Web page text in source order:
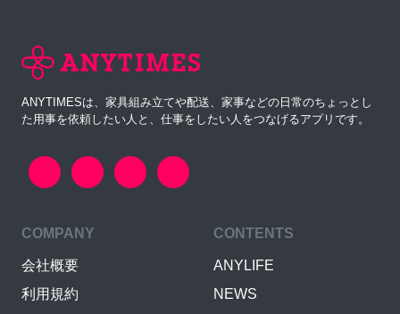
ANYTIMESは、家具組み立てや配送、家事などの日常のちょっとし
た用事を依頼したい人と、仕事をしたい人をつなげるアプリです。
COMPANY
会社概要
利用規約
CONTENTS
ANYLIFE
NEWS